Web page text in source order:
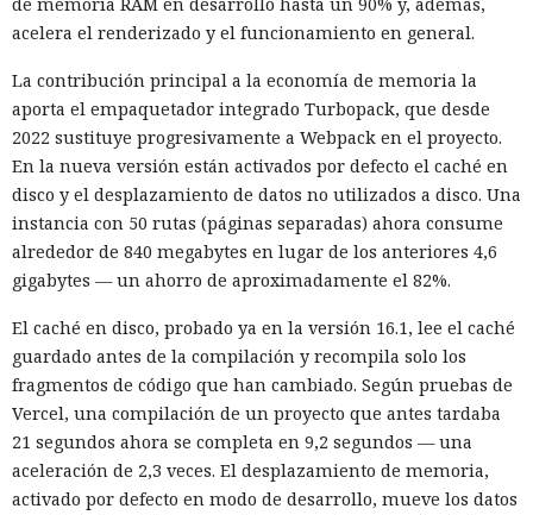
acelera el renderizado y el funcionamiento en general.
La contribución principal a la economía de memoria la
aporta el empaquetador integrado Turbopack, que desde
2022 sustituye progresivamente a Webpack en el proyecto.
En la nueva versión están activados por defecto el caché en
disco y el desplazamiento de datos no utilizados a disco. Una
instancia con 50 rutas (páginas separadas) ahora consume
alrededor de 840 megabytes en lugar de los anteriores 4,6
gigabytes — un ahorro de aproximadamente el 82%.
El caché en disco, probado ya en la versión 16.1, lee el caché
guardado antes de la compilación y recompila solo los
fragmentos de código que han cambiado. Según pruebas de
Vercel, una compilación de un proyecto que antes tardaba
21 segundos ahora se completa en 9,2 segundos — una
aceleración de 2,3 veces. El desplazamiento de memoria,
activado por defecto en modo de desarrollo, mueve los datos